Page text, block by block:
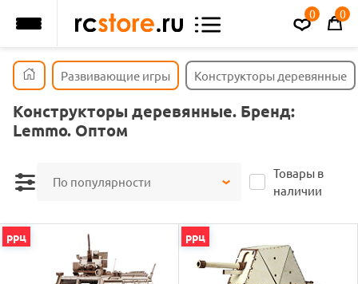
0 0
Развивающие игры Конструкторы деревянные
Конструкторы деревянные. Бренд:
Lemmo. Оптом
По популярности
Товары в
наличии
ррц ррц